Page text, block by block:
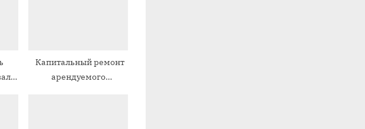
Капитальный ремонт
арендуемого